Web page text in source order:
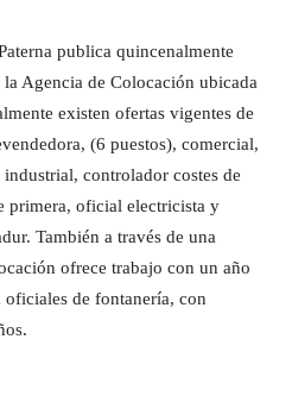
publica quincenalmente
Agencia de Colocación ubicada
existen ofertas vigentes de
(6 puestos), comercial,
controlador costes de
primera, oficial electricista y
También a través de una
ofrece trabajo con un año
de fontanería, con